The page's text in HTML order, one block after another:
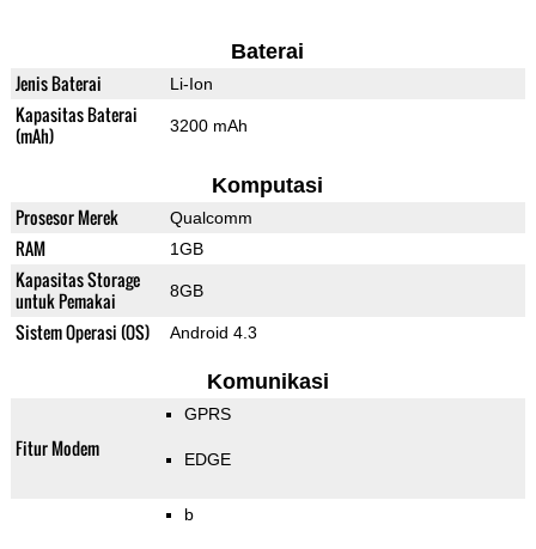
Baterai
Jenis Baterai Li-Ion
Kapasitas Baterai
(mAh)
3200 mAh
Komputasi
Prosesor Merek Qualcomm
RAM 1GB
Kapasitas Storage
untuk Pemakai
8GB
Sistem Operasi (OS) Android 4.3
Komunikasi
Fitur Modem
GPRS
EDGE
b